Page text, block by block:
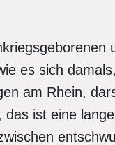
es sich
am Rhein,
ist eine